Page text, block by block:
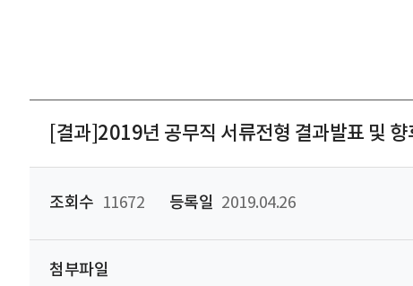
[결과]2019년 공무직 서류전형 결과발표 및 향
조회수 11672 등록일 2019.04.26
첨부파일